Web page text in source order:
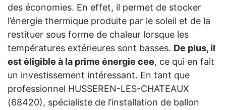
des économies. En effet, il permet de stocker
l’énergie thermique produite par le soleil et de la
restituer sous forme de chaleur lorsque les
températures extérieures sont basses. De plus, il
est éligible à la prime énergie cee, ce qui en fait
un investissement intéressant. En tant que
professionnel HUSSEREN-LES-CHATEAUX
(68420), spécialiste de l’installation de ballon